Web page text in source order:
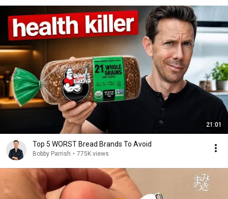
21:01
Top 5 WORST Bread Brands To Avoid
Bobby Parrish • 775K views